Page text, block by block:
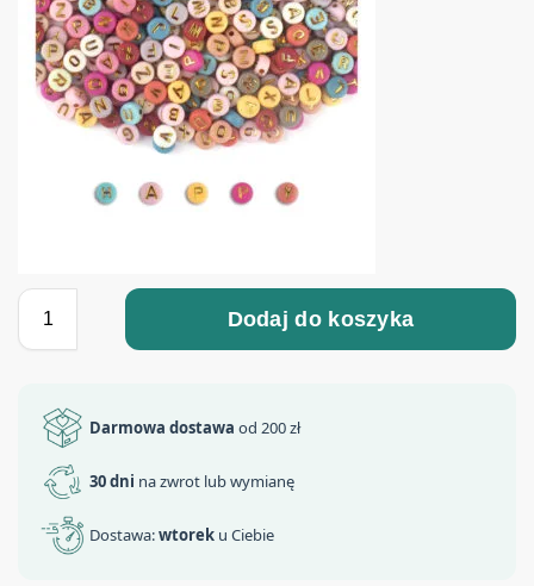
Dodaj do koszyka
Darmowa dostawa od 200 zł
30 dni na zwrot lub wymianę
Dostawa:wtorek u Ciebie